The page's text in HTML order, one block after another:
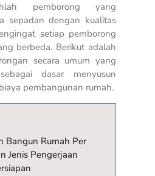
pemborong yang
sepadan dengan kualitas
setiap pemborong
berbeda. Berikut adalah
secara umum yang
dasar menyusun
pembangunan rumah.
Bangun Rumah Per
Jenis Pengerjaan